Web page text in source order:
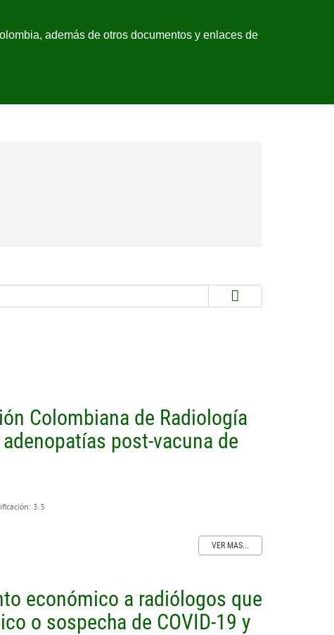
además de otros documentos y enlaces de
Colombiana de Radiología
post-vacuna de
3.3
VER MAS...
económico a radiólogos que
o sospecha de COVID-19 y